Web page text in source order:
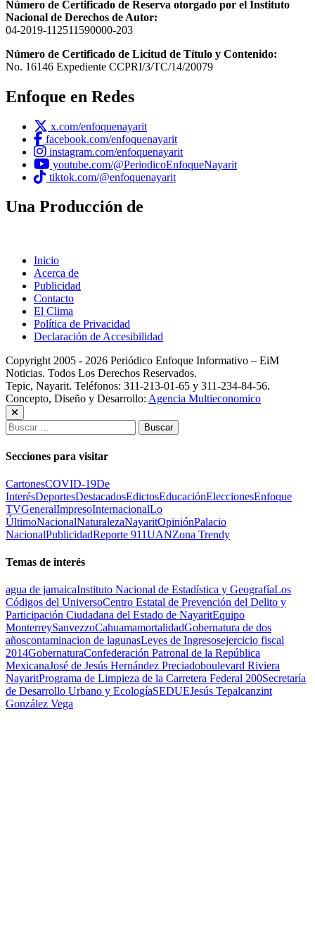
Número de Certificado de Reserva otorgado por el Instituto
Nacional de Derechos de Autor:
04-2019-112511590000-203
Número de Certificado de Licitud de Título y Contenido:
No. 16146 Expediente CCPRI/3/TC/14/20079
Enfoque en Redes
x.com/enfoquenayarit
facebook.com/enfoquenayarit
instagram.com/enfoquenayarit
youtube.com/@PeriodicoEnfoqueNayarit
tiktok.com/@enfoquenayarit
Una Producción de
Inicio
Acerca de
Publicidad
Contacto
El Clima
Política de Privacidad
Declaración de Accesibilidad
Copyright 2005 - 2026 Periódico Enfoque Informativo – EiM
Noticias. Todos Los Derechos Reservados.
Tepic, Nayarit. Teléfonos: 311-213-01-65 y 311-234-84-56.
Concepto, Diseño y Desarrollo: Agencia Multieconomico
Buscar:
Secciones para visitar
CartonesCOVID-19De
InterésDeportesDestacadosEdictosEducaciónEleccionesEnfoque
TVGeneralImpresoInternacionalLo
ÚltimoNacionalNaturalezaNayaritOpiniónPalacio
NacionalPublicidadReporte 911UANZona Trendy
Temas de interés
agua de jamaicaInstituto Nacional de Estadística y GeografíaLos
Códigos del UniversoCentro Estatal de Prevención del Delito y
Participación Ciudadana del Estado de NayaritEquipo
MonterreySanvezzoCahuamamortalidadGobernatura de dos
añoscontaminacion de lagunasLeyes de Ingresosejercicio fiscal
2014GobernaturaConfederación Patronal de la República
MexicanaJosé de Jesús Hernández Preciadoboulevard Riviera
NayaritPrograma de Limpieza de la Carretera Federal 200Secretaría
de Desarrollo Urbano y EcologíaSEDUEJesús Tepalcanzint
González Vega